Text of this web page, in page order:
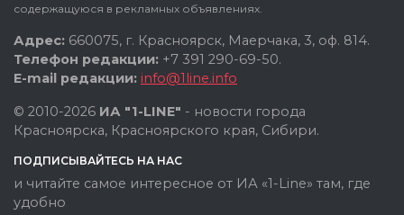
содержащуюся в рекламных объявлениях.
Адрес: 660075, г. Красноярск, Маерчака, 3, оф. 814.
Телефон редакции: +7 391 290-69-50.
E-mail редакции: info@1line.info
© 2010-2026 ИА "1-LINE" - новости города
Красноярска, Красноярского края, Сибири.
ПОДПИСЫВАЙТЕСЬ НА НАС
и читайте самое интересное от ИА «1-Line» там, где
удобно